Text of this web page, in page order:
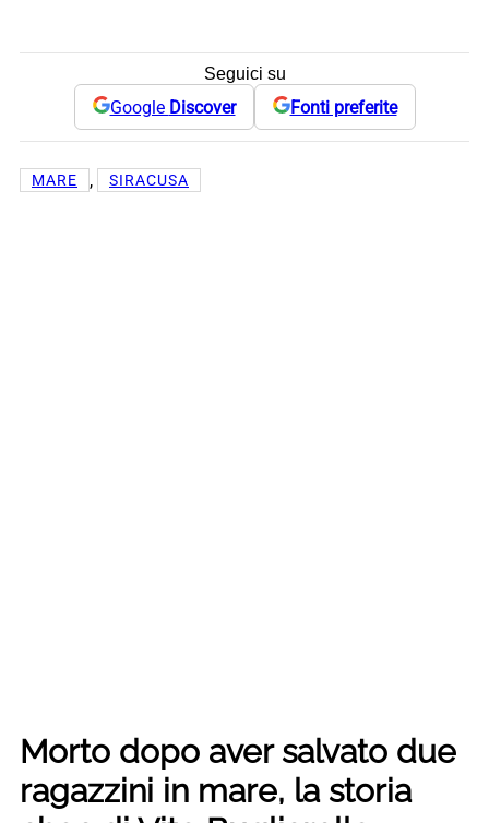
Seguici su
Google Discover Fonti preferite
MARE , SIRACUSA
Morto dopo aver salvato due
ragazzini in mare, la storia